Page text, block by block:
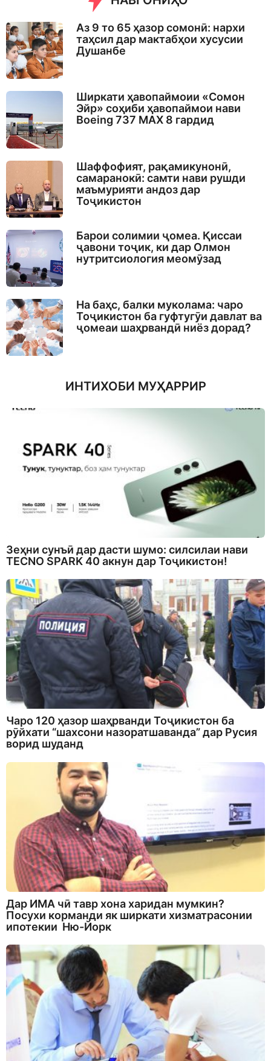
Аз 9 то 65 ҳазор сомонӣ: нархи
таҳсил дар мактабҳои хусусии
Душанбе
Ширкати ҳавопаймоии «Сомон
Эйр» соҳиби ҳавопаймои нави
Boeing 737 MAX 8 гардид
Шаффофият, рақамикунонӣ,
самаранокӣ: самти нави рушди
маъмурияти андоз дар
Тоҷикистон
Барои солимии ҷомеа. Қиссаи
ҷавони тоҷик, ки дар Олмон
нутритсиология меомӯзад
На баҳс, балки муколама: чаро
Тоҷикистон ба гуфтугӯи давлат ва
ҷомеаи шаҳрвандӣ ниёз дорад?
ИНТИХОБИ МУҲАРРИР
Зеҳни сунъӣ дар дасти шумо: силсилаи нави
TECNO SPARK 40 акнун дар Тоҷикистон!
Чаро 120 ҳазор шаҳрванди Тоҷикистон ба
рӯйхати “шахсони назоратшаванда” дар Русия
ворид шуданд
Дар ИМА чӣ тавр хона харидан мумкин?
Посухи корманди як ширкати хизматрасонии
ипотекии Ню-Йорк